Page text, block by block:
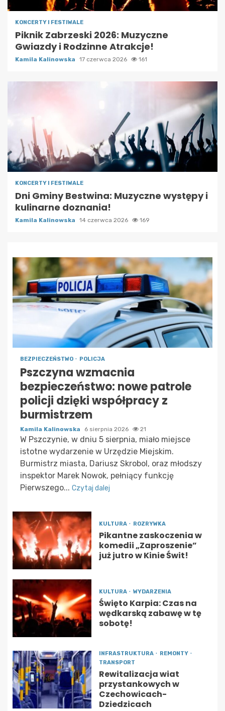
KONCERTY I FESTIWALE
Piknik Zabrzeski 2026: Muzyczne
Gwiazdy i Rodzinne Atrakcje!
Kamila Kalinowska 17 czerwca 2026 161
KONCERTY I FESTIWALE
Dni Gminy Bestwina: Muzyczne występy i
kulinarne doznania!
Kamila Kalinowska 14 czerwca 2026 169
BEZPIECZEŃSTWO POLICJA
Pszczyna wzmacnia
bezpieczeństwo: nowe patrole
policji dzięki współpracy z
burmistrzem
Kamila Kalinowska 6 sierpnia 2026 21
W Pszczynie, w dniu 5 sierpnia, miało miejsce
istotne wydarzenie w Urzędzie Miejskim.
Burmistrz miasta, Dariusz Skrobol, oraz młodszy
inspektor Marek Nowok, pełniący funkcję
Pierwszego... Czytaj dalej
KULTURA ROZRYWKA
Pikantne zaskoczenia w
komedii „Zaproszenie”
już jutro w Kinie Świt!
KULTURA WYDARZENIA
Święto Karpia: Czas na
wędkarską zabawę w tę
sobotę!
INFRASTRUKTURA
REMONTY
TRANSPORT
Rewitalizacja wiat
przystankowych w
Czechowicach-
Dziedzicach